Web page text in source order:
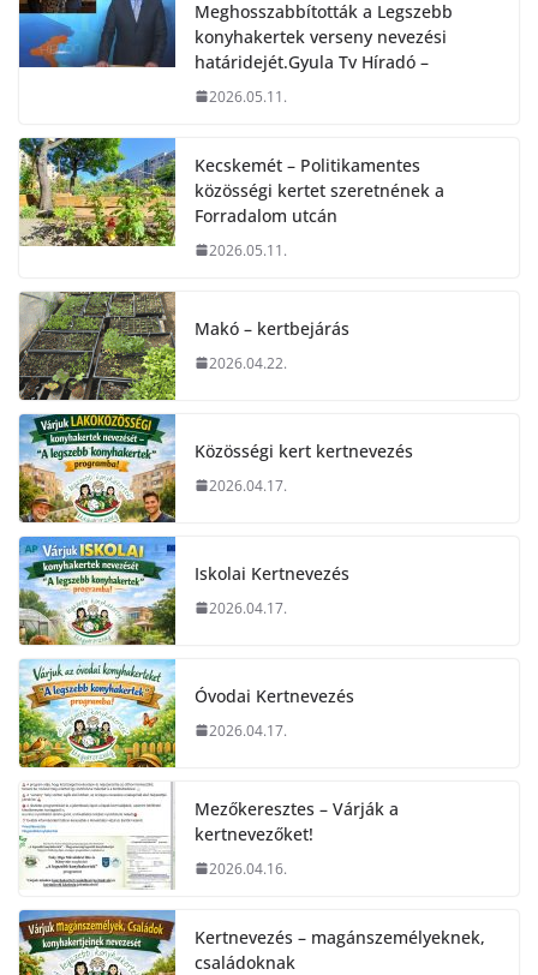
Meghosszabbították a Legszebb
konyhakertek verseny nevezési
határidejét.Gyula Tv Híradó –
2026.05.11.
Kecskemét – Politikamentes
közösségi kertet szeretnének a
Forradalom utcán
2026.05.11.
Makó – kertbejárás
2026.04.22.
Közösségi kert kertnevezés
2026.04.17.
Iskolai Kertnevezés
2026.04.17.
Óvodai Kertnevezés
2026.04.17.
Mezőkeresztes – Várják a
kertnevezőket!
2026.04.16.
Kertnevezés – magánszemélyeknek,
családoknak